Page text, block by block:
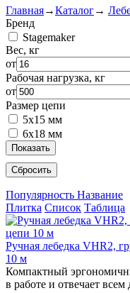
Главная→Каталог→
Бренд
Stagemaker
Вес, кг
от
Рабочая нагрузка, кг
от
Размер цепи
5x15 мм
6x18 мм
Показать
Сбросить
Популярность Название
Плитка Список Таблица
Ручная лебедка VHR2,
10 м
Компактный
в работе и отвечает